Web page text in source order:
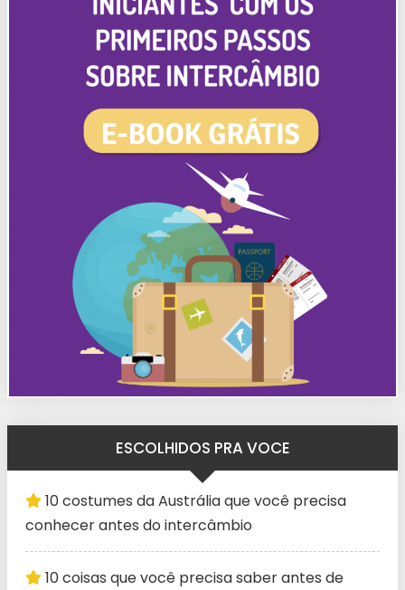
ESCOLHIDOS PRA VOCE
10 costumes da Austrália que você precisa
conhecer antes do intercâmbio
10 coisas que você precisa saber antes de